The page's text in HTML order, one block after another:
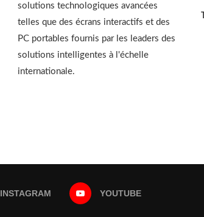
solutions technologiques avancées
telles que des écrans interactifs et des
PC portables fournis par les leaders des
solutions intelligentes à l'échelle
internationale.
INSTAGRAM YOUTUBE